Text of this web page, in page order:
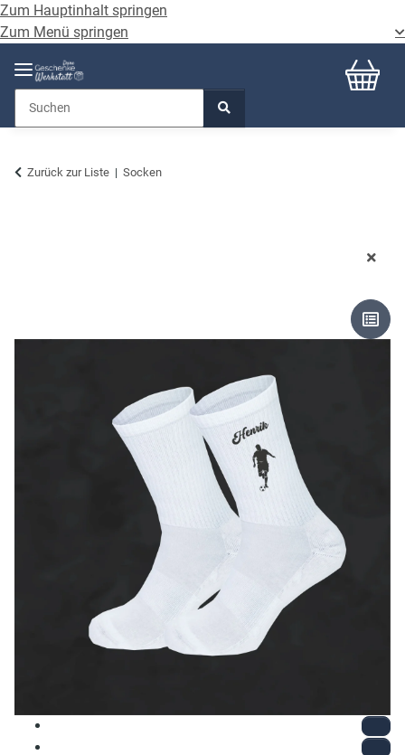
Zum Hauptinhalt springen
Zum Menü springen
Zurück zur Liste Socken